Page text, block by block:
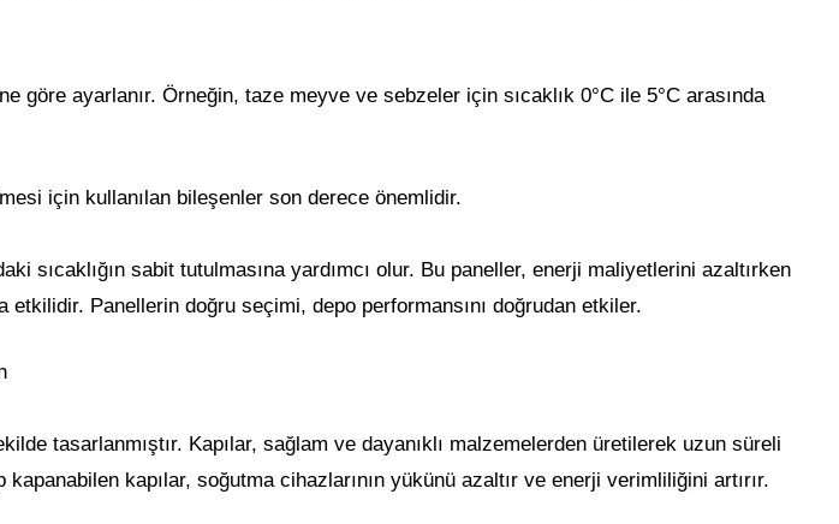
göre ayarlanır. Örneğin, taze meyve ve sebzeler için sıcaklık 0°C ile 5°C arasında
için kullanılan bileşenler son derece önemlidir.
sıcaklığın sabit tutulmasına yardımcı olur. Bu paneller, enerji maliyetlerini azaltırken
Panellerin doğru seçimi, depo performansını doğrudan etkiler.
tasarlanmıştır. Kapılar, sağlam ve dayanıklı malzemelerden üretilerek uzun süreli
kapanabilen kapılar, soğutma cihazlarının yükünü azaltır ve enerji verimliliğini artırır.